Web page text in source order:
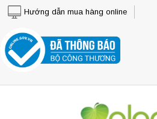
Hướng dẫn mua hàng online